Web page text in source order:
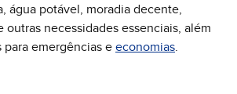
água potável, moradia decente,
outras necessidades essenciais, além
emergências e economias.